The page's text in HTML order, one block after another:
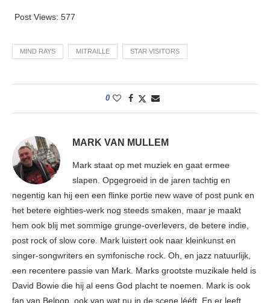
Post Views: 577
MIND RAYS MITRAILLE STAR VISITORS
0
MARK VAN MULLEM
Mark staat op met muziek en gaat ermee
slapen. Opgegroeid in de jaren tachtig en
negentig kan hij een een flinke portie new wave of post punk en
het betere eighties-werk nog steeds smaken, maar je maakt
hem ook blij met sommige grunge-overlevers, de betere indie,
post rock of slow core. Mark luistert ook naar kleinkunst en
singer-songwriters en symfonische rock. Oh, en jazz natuurlijk,
een recentere passie van Mark. Marks grootste muzikale held is
David Bowie die hij al eens God placht te noemen. Mark is ook
fan van Belpop, ook van wat nu in de scene lééft. En er leeft